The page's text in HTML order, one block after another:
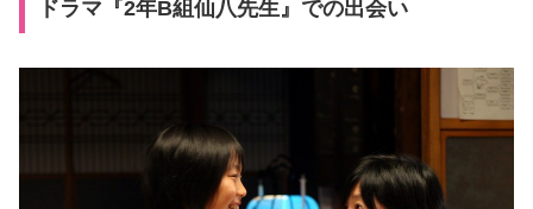
ドラマ『2年B組仙八先生』での出会い